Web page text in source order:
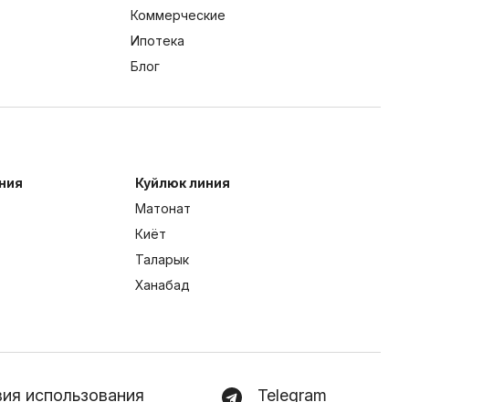
Коммерческие
Ипотека
Блог
Куйлюк линия
Матонат
Киёт
Таларык
Ханабад
использования Telegram